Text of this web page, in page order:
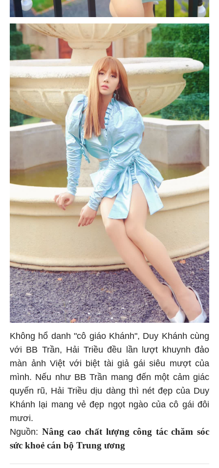
Không hổ danh "cô giáo Khánh", Duy Khánh cùng
với BB Trần, Hải Triều đều lần lượt khuynh đảo
màn ảnh Việt với biệt tài giả gái siêu mượt của
mình. Nếu như BB Trần mang đến một cảm giác
quyến rũ, Hải Triều dịu dàng thì nét đẹp của Duy
Khánh lại mang vẻ đẹp ngọt ngào của cô gái đôi
mươi.
Nguồn: Nâng cao chất lượng công tác chăm sóc
sức khoẻ cán bộ Trung ương